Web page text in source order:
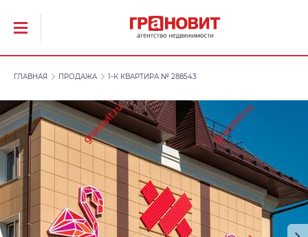
ГЛАВНАЯ ПРОДАЖА 1-К КВАРТИРА № 288543